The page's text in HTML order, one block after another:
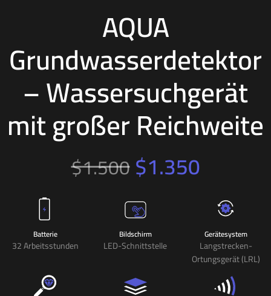
AQUA
Grundwasserdetektor
– Wassersuchgerät
mit großer Reichweite
$1.500$1.350
Batterie
32 Arbeitsstunden
Bildschirm
LED-Schnittstelle
Gerätesystem
Langstrecken-
Ortungsgerät (LRL)